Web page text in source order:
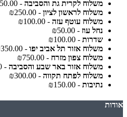
משלוח לקרית גת והסביבה - ₪250.00
משלוח לראשון לציון - ₪250.00
משלוח עוטף עזה - ₪100.00
נחל עוז - ₪50.00
שדרות - ₪100.00
משלוח אזור תל אביב יפו - ₪350.00
משלוח צפון מזרח - ₪750.00
משלוח אזור באר שבע והסביבה - ₪250.00
משלוח לפתח תקווה - ₪300.00
נתיבות - ₪150.00
אודות